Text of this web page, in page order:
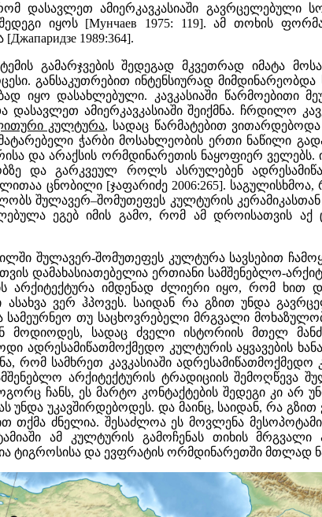
დასავლეთ ამიერკავკასიაში გავრცელებული
იყოს [Мунчаев 1975: 119]. ამ თოხის
1989:364].
გამარჯვების შედეგად მკვეთრად იმატა
განსაკუთრებით ინტენსიურად მიმდინარეობდა
იყო დასახლებული. კავკასიაში წარმოებითი
ამიერკავკასიაში შეიქმნა. ჩრდილო
კულტურა, სადაც წარმატებით
ჭარბი მოსახლეობის ერთი ნაწილი
და არაქსის ორმდინარეთის ნაყოფიერ ველებს.
და გარკვეულ როლს ასრულებენ
ცნობილი [ჯაფარიძე 2006:265].
შულავერ–შომუთეფეს კულტურის
ეგებ იმის გამო, რომ ამ დროისათვის აქ
შულავერ-შომუთეფეს კულტურა სავსებით
დამახასიათებელია ერთიანი სამშენებლო-
არქიტექტურა იმდენად ძლიერი იყო, რომ ხით
ასახვა ვერ ჰპოვეს. საიდან რა გზით უნდა
სამეურნეო თუ საცხოვრებელი მრგვალი
მოდიოდეს, სადაც ძველი ისტორიის მთელ
ადრესამიწათმოქმედო კულტურის აყვავების
რომ სამხრეთ კავკასიაში ადრესამიწათმოქმედო
არქიტექტურის ტრადიციის შემოღწევა
ჩანს, ეს მარტო კონტაქტების შედეგი კი
უნდა უკავშირდებოდეს. და მაინც, საიდან, რა
თქმა ძნელია. შესაძლოა ეს მოვლენა
ამ კულტურის გამოჩენას თიხის მრგვალი
ტიგროსისა და ევფრატის ორმდინარეთში მთლად